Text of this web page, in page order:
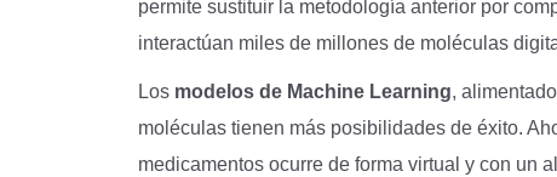
permite sustituir la metodología anterior por
interactúan miles de millones de moléculas
Los modelos de Machine Learning,
moléculas tienen más posibilidades de éxito.
medicamentos ocurre de forma virtual y con un